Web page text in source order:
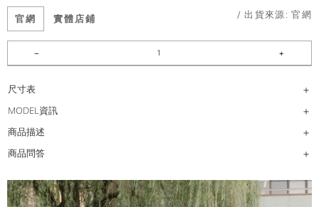
官網 實體店鋪 / 出貨來源:官網
尺寸表
MODEL資訊
商品描述
商品問答